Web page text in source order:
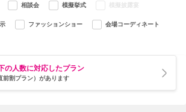
相談会 模擬挙式 模擬披露宴
ファッションショー 会場コーディネート
の人数に対応したプラン
前割プラン）があります